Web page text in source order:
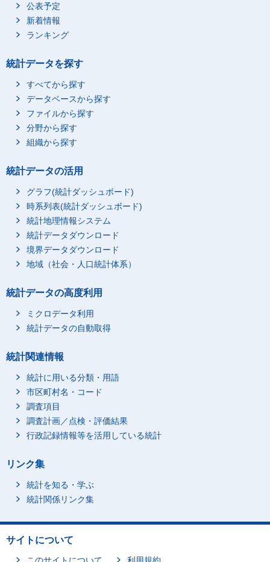
公表予定
新着情報
ランキング
統計データを探す
すべてから探す
データベースから探す
ファイルから探す
分野から探す
組織から探す
統計データの活用
グラフ(統計ダッシュボード)
時系列表(統計ダッシュボード)
統計地理情報システム
統計データダウンロード
境界データダウンロード
地域（社会・人口統計体系）
統計データの高度利用
ミクロデータ利用
統計データの自動取得
統計関連情報
統計に用いる分類・用語
市区町村名・コード
調査項目
調査計画／点検・評価結果
行政記録情報等を活用している統計
リンク集
統計を知る・学ぶ
統計関係リンク集
サイトについて